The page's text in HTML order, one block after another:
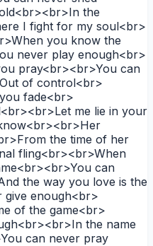
the
I fight for my soul<br>
you know the
never play enough<br>
pray<br><br>You can
of control<br>
fade<br>
me lie in your
the time of her
fling<br><br>When
can
the way you love is the
give enough<br>
of the game<br>
the name
can never pray